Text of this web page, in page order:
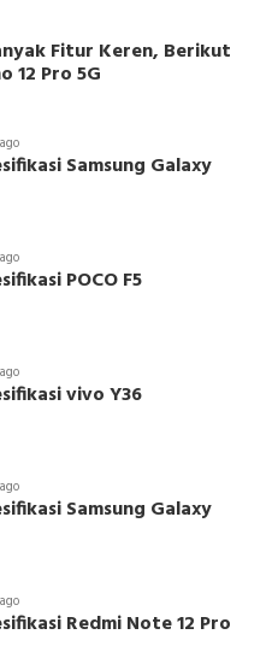
Fitur Keren, Berikut
12 Pro 5G
Samsung Galaxy
POCO F5
vivo Y36
Samsung Galaxy
Redmi Note 12 Pro